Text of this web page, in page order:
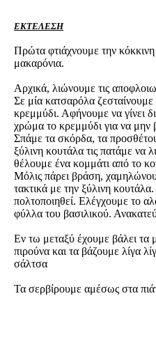
ΕΚΤΕΛΕΣΗ
Πρώτα φτιάχνουμε την
μακαρόνια.
Αρχικά, λιώνουμε τις
Σε μία κατσαρόλα
κρεμμύδι. Αφήνουμε να γίνει
χρώμα το κρεμμύδι για να μην
Σπάμε τα σκόρδα, τα
ξύλινη κουτάλα τις πατάμε να
θέλουμε ένα κομμάτι από το
Μόλις πάρει βράση,
τακτικά με την ξύλινη
πολτοποιηθεί. Ελέγχουμε το
φύλλα του βασιλικού.
Εν τω μεταξύ έχουμε βάλει τα
πιρούνα και τα βάζουμε λίγα
σάλτσα
Τα σερβίρουμε αμέσως στα